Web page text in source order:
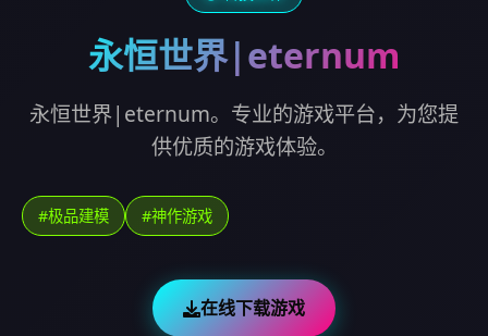
永恒世界|eternum
永恒世界|eternum。专业的游戏平台，为您提
供优质的游戏体验。
#极品建模 #神作游戏
在线下载游戏